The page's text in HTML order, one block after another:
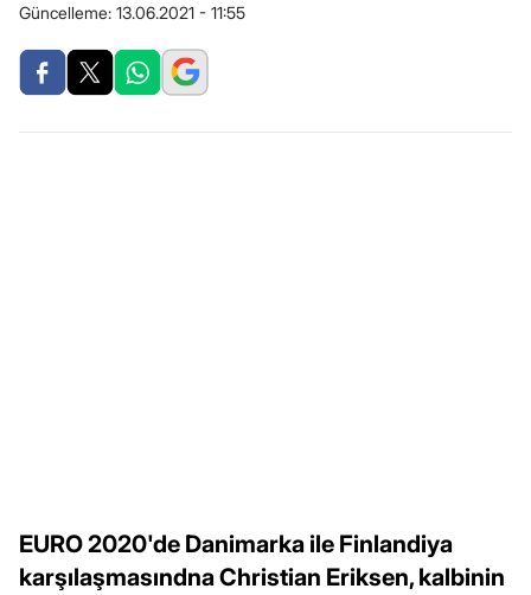
Güncelleme: 13.06.2021 - 11:55
EURO 2020'de Danimarka ile Finlandiya
karşılaşmasındna Christian Eriksen, kalbinin